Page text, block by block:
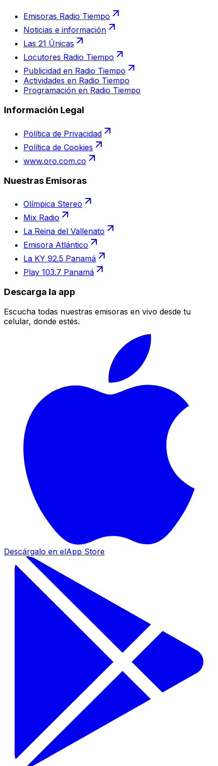
Emisoras Radio Tiempo
Noticias e información
Las 21 Únicas
Locutores Radio Tiempo
Publicidad en Radio Tiempo
Actividades en Radio Tiempo
Programación en Radio Tiempo
Información Legal
Política de Privacidad
Política de Cookies
www.oro.com.co
Nuestras Emisoras
Olímpica Stereo
Mix Radio
La Reina del Vallenato
Emisora Atlántico
La KY 92.5 Panamá
Play 103.7 Panamá
Descarga la app
Escucha todas nuestras emisoras en vivo desde tu
celular, donde estés.
Descárgalo en elApp Store